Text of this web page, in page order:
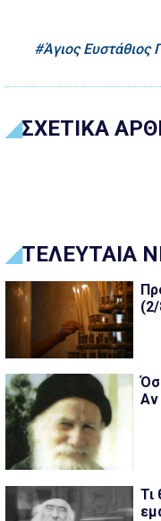
Άγιος Ευστάθιος
ΣΧΕΤΙΚΑ
ΤΕΛΕΥΤΑΙΑ
Αν
Τι